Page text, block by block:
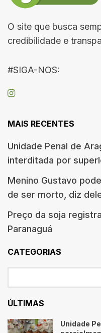
O site que busca
credibilidade e
#SIGA-NOS:
MAIS RECENTES
Unidade Penal de
interditada por
Menino Gustavo
de ser morto, diz
Preço da soja
Paranaguá
CATEGORIAS
ÚLTIMAS
Unidade